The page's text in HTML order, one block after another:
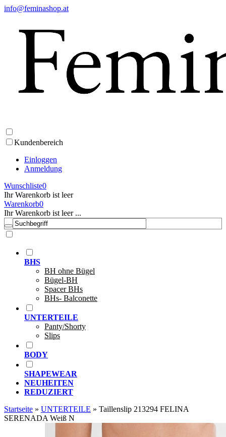
info@feminashop.at
Kundenbereich
Einloggen
Anmeldung
Wunschliste0
Ihr Warenkorb ist leer
Warenkorb0
Ihr Warenkorb ist leer ...
BHS
BH ohne Bügel
Bügel-BH
Spacer BHs
BHs- Balconette
UNTERTEILE
Panty/Shorty
Slips
BODY
SHAPEWEAR
NEUHEITEN
REDUZIERT
Startseite » UNTERTEILE » Taillenslip 213294 FELINA
SERENADA Weiß N